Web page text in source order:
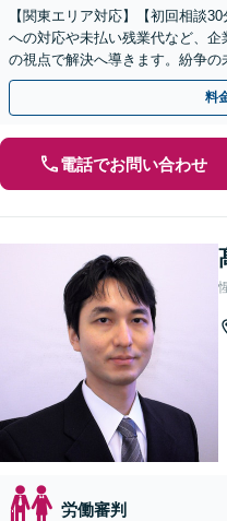
【関東エリア対応】【初回相談
への対応や未払い残業代など、
の視点で解決へ導きます。紛争
て顧問契約を通じた充実のサポ
料
電話でお問い合わせ
労働審判